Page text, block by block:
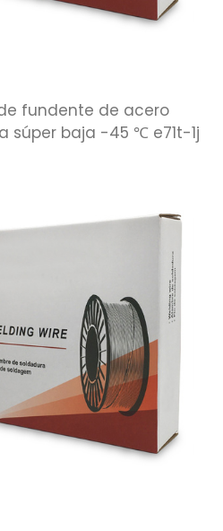
fundente de acero
súper baja -45 ℃ e71t-1j